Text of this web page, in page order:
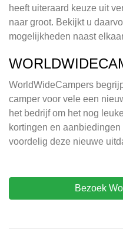
heeft uiteraard keuze uit
naar groot. Bekijkt u
mogelijkheden naast
WorldWideCampers
camper voor vele een
het bedrijf om het nog
kortingen en
voordelig deze nieuwe
Bezoek